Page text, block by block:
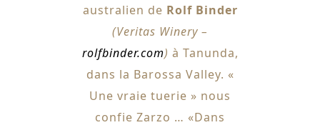
australien de Rolf Binder
(Veritas Winery –
rolfbinder.com) à Tanunda,
dans la Barossa Valley. «
Une vraie tuerie » nous
confie Zarzo … «Dans